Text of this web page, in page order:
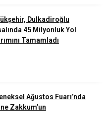
Dulkadiroğlu
45 Milyonluk Yol
Tamamladı
Ağustos Fuarı’nda
Zakkum’un